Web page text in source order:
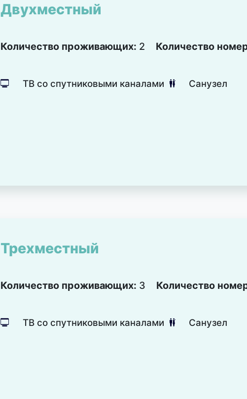
Двухместный
Количество проживающих: 2 Количество
넎 ТВ со спутниковыми каналами 댃 Санузел
Трехместный
Количество проживающих: 3 Количество
넎 ТВ со спутниковыми каналами 댃 Санузел